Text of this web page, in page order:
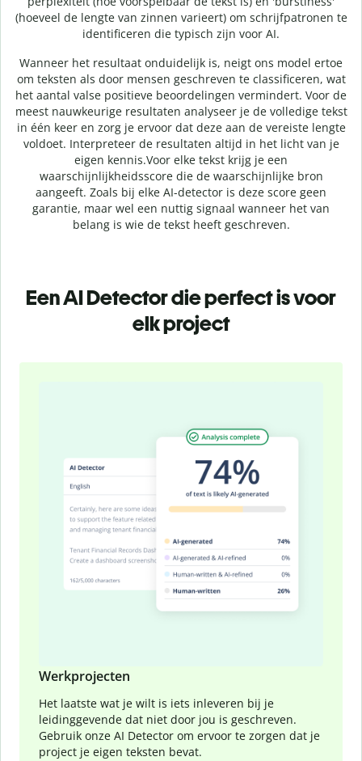
(hoeveel de lengte van zinnen varieert) om schrijfpatronen te
identificeren die typisch zijn voor AI.
Wanneer het resultaat onduidelijk is, neigt ons model ertoe
om teksten als door mensen geschreven te classificeren, wat
het aantal valse positieve beoordelingen vermindert. Voor de
meest nauwkeurige resultaten analyseer je de volledige tekst
in één keer en zorg je ervoor dat deze aan de vereiste lengte
voldoet. Interpreteer de resultaten altijd in het licht van je
eigen kennis.Voor elke tekst krijg je een
waarschijnlijkheidsscore die de waarschijnlijke bron
aangeeft. Zoals bij elke AI-detector is deze score geen
garantie, maar wel een nuttig signaal wanneer het van
belang is wie de tekst heeft geschreven.
Een AI Detector die perfect is voor
elk project
Werkprojecten
Het laatste wat je wilt is iets inleveren bij je
leidinggevende dat niet door jou is geschreven.
Gebruik onze AI Detector om ervoor te zorgen dat je
project je eigen teksten bevat.